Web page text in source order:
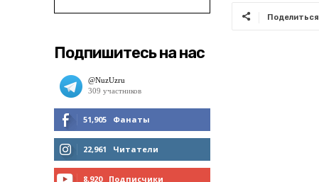
Подпишитесь на нас
51,905 Фанаты
МНЕ НРАВИТСЯ
22,961 Читатели
8,920 Подписчики
Поделиться